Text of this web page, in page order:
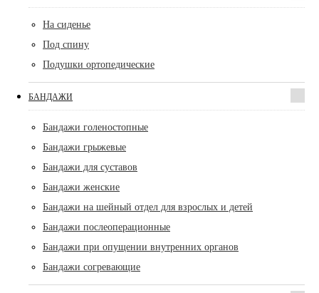
На сиденье
Под спину
Подушки ортопедические
БАНДАЖИ
Бандажи голеностопные
Бандажи грыжевые
Бандажи для суставов
Бандажи женские
Бандажи на шейный отдел для взрослых и детей
Бандажи послеоперационные
Бандажи при опущении внутренних органов
Бандажи согревающие